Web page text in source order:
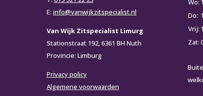
E: info@vanwijkzitspecialist.nl
Van Wijk Zitspecialist Limurg
Stationstraat 192, 6361 BH Nuth
Provincie: Limburg
Privacy policy
Algemene voorwaarden
Wo:
Do:
Vrij:
Zat: